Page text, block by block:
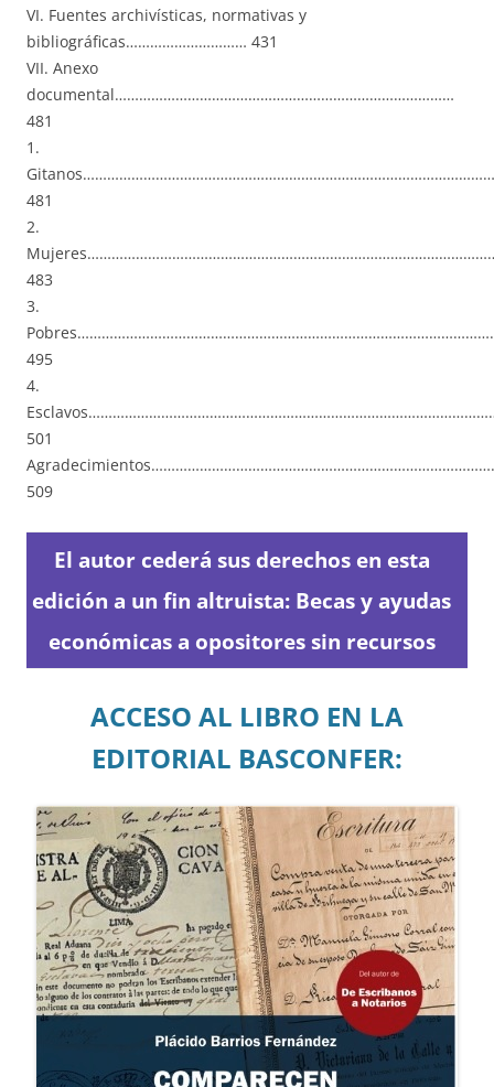
VI. Fuentes archivísticas, normativas y
bibliográficas………………………… 431
VII. Anexo
documental…………………………………………………………………………
481
1.
481
2.
483
3.
495
4.
501
509
El autor cederá sus derechos en esta
edición a un fin altruista: Becas y ayudas
económicas a opositores sin recursos
ACCESO AL LIBRO EN LA
EDITORIAL BASCONFER: